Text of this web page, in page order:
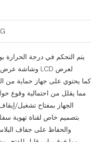
يتم التحكم في درجة الحرارة
مما يقلل من احتمالية وقوع
الجهاز بمفتاح تشغيل/
بتصميم خاص لقناة تهوية
والحفاظ على جفاف